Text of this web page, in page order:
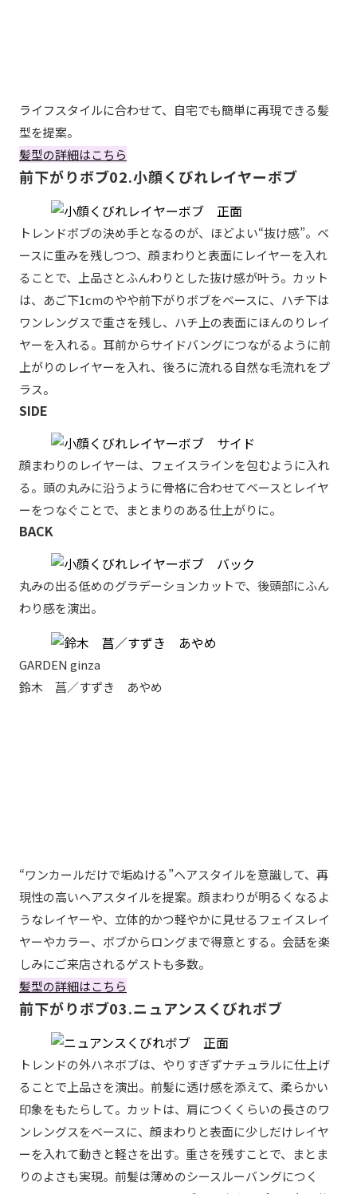
ライフスタイルに合わせて、自宅でも簡単に再現できる髪
型を提案。
髪型の詳細はこちら
前下がりボブ02.小顔くびれレイヤーボブ
トレンドボブの決め手となるのが、ほどよい“抜け感”。ベ
ースに重みを残しつつ、顔まわりと表面にレイヤーを入れ
ることで、上品さとふんわりとした抜け感が叶う。カット
は、あご下1cmのやや前下がりボブをベースに、ハチ下は
ワンレングスで重さを残し、ハチ上の表面にほんのりレイ
ヤーを入れる。耳前からサイドバングにつながるように前
上がりのレイヤーを入れ、後ろに流れる自然な毛流れをプ
ラス。
SIDE
顔まわりのレイヤーは、フェイスラインを包むように入れ
る。頭の丸みに沿うように骨格に合わせてベースとレイヤ
ーをつなぐことで、まとまりのある仕上がりに。
BACK
丸みの出る低めのグラデーションカットで、後頭部にふん
わり感を演出。
GARDEN ginza
鈴木 菖／すずき あやめ
“ワンカールだけで垢ぬける”ヘアスタイルを意識して、再
現性の高いヘアスタイルを提案。顔まわりが明るくなるよ
うなレイヤーや、立体的かつ軽やかに見せるフェイスレイ
ヤーやカラー、ボブからロングまで得意とする。会話を楽
しみにご来店されるゲストも多数。
髪型の詳細はこちら
前下がりボブ03.ニュアンスくびれボブ
トレンドの外ハネボブは、やりすぎずナチュラルに仕上げ
ることで上品さを演出。前髪に透け感を添えて、柔らかい
印象をもたらして。カットは、肩につくくらいの長さのワ
ンレングスをベースに、顔まわりと表面に少しだけレイヤ
ーを入れて動きと軽さを出す。重さを残すことで、まとま
りのよさも実現。前髪は薄めのシースルーバングにつく